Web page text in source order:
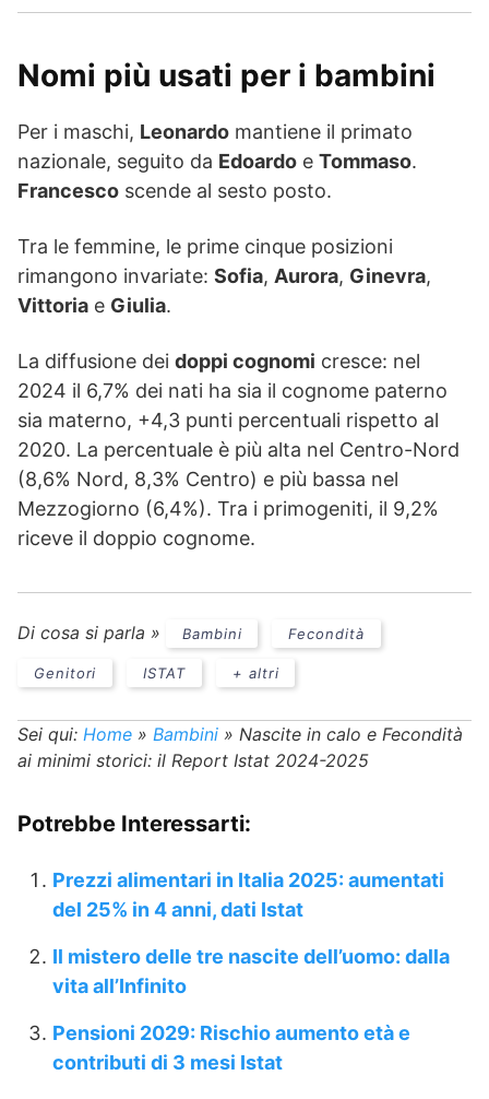
Nomi più usati per i bambini
Per i maschi, Leonardo mantiene il primato
nazionale, seguito da Edoardo e Tommaso.
Francesco scende al sesto posto.
Tra le femmine, le prime cinque posizioni
rimangono invariate: Sofia, Aurora, Ginevra,
Vittoria e Giulia.
La diffusione dei doppi cognomi cresce: nel
2024 il 6,7% dei nati ha sia il cognome paterno
sia materno, +4,3 punti percentuali rispetto al
2020. La percentuale è più alta nel Centro-Nord
(8,6% Nord, 8,3% Centro) e più bassa nel
Mezzogiorno (6,4%). Tra i primogeniti, il 9,2%
riceve il doppio cognome.
Di cosa si parla » Bambini Fecondità
Genitori ISTAT + altri
Sei qui: Home » Bambini » Nascite in calo e Fecondità
ai minimi storici: il Report Istat 2024-2025
Potrebbe Interessarti:
Prezzi alimentari in Italia 2025: aumentati
del 25% in 4 anni, dati Istat
Il mistero delle tre nascite dell’uomo: dalla
vita all’Infinito
Pensioni 2029: Rischio aumento età e
contributi di 3 mesi Istat